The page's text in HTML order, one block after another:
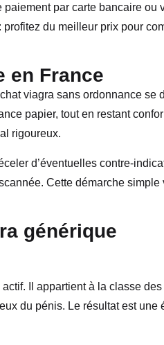
par carte bancaire ou
du meilleur prix pour
en France
viagra sans ordonnance se
papier, tout en restant
rigoureux.
d’éventuelles contre-
Cette démarche simple
générique
Il appartient à la classe
du pénis. Le résultat est une